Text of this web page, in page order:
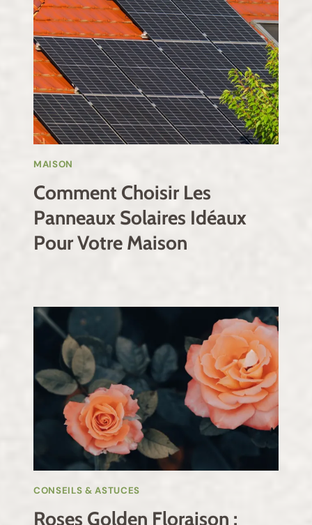
MAISON
Comment Choisir Les
Panneaux Solaires Idéaux
Pour Votre Maison
CONSEILS & ASTUCES
Roses Golden Floraison :